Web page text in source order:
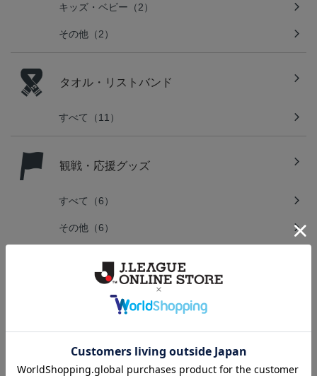
キッズ・ベビー（2）
その他（2）
タオル・リストバンド
すべて（11）
観戦・応援グッズ
すべて（6）
その他（6）
キーホルダー・アクセサリー
すべて（12）
文房具